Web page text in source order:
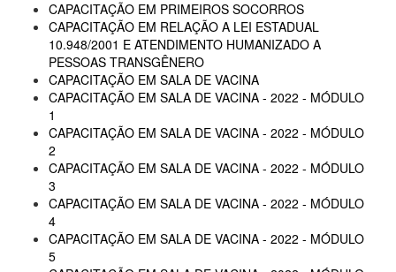
CAPACITAÇÃO EM PRIMEIROS SOCORROS
CAPACITAÇÃO EM RELAÇÃO A LEI ESTADUAL
10.948/2001 E ATENDIMENTO HUMANIZADO A
PESSOAS TRANSGÊNERO
CAPACITAÇÃO EM SALA DE VACINA
CAPACITAÇÃO EM SALA DE VACINA - 2022 - MÓDULO
1
CAPACITAÇÃO EM SALA DE VACINA - 2022 - MÓDULO
2
CAPACITAÇÃO EM SALA DE VACINA - 2022 - MÓDULO
3
CAPACITAÇÃO EM SALA DE VACINA - 2022 - MÓDULO
4
CAPACITAÇÃO EM SALA DE VACINA - 2022 - MÓDULO
5